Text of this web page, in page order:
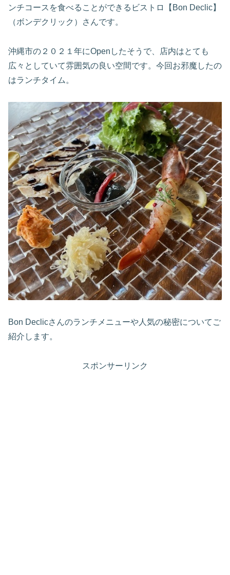
ンチコースを食べることができるビストロ【Bon Declic】
（ボンデクリック）さんです。
沖縄市の２０２１年にOpenしたそうで、店内はとても
広々としていて雰囲気の良い空間です。今回お邪魔したの
はランチタイム。
Bon Declicさんのランチメニューや人気の秘密についてご
紹介します。
スポンサーリンク